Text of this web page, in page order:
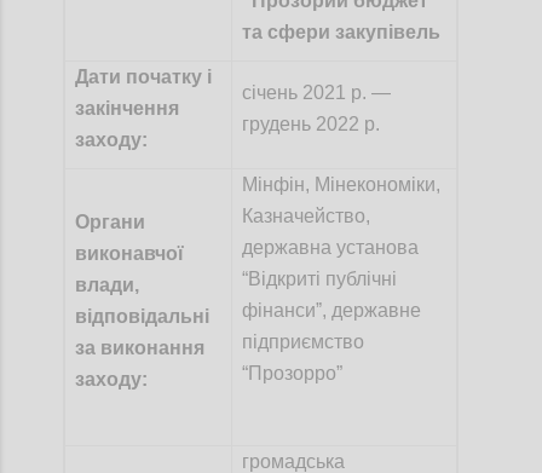
та сфери закупівель
Дати початку і
закінчення
заходу:
січень 2021 р. —
грудень 2022 р.
Органи
виконавчої
влади,
відповідальні
за виконання
заходу:
Мінфін, Мінекономіки,
Казначейство,
державна установа
“Відкриті публічні
фінансиˮ, державне
підприємство
“Прозорро”
громадська